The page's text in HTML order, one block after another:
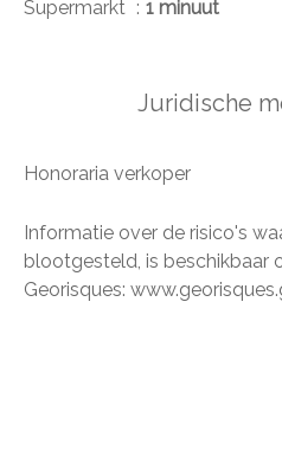
Supermarkt 1 minuut
Juridische
Honoraria verkoper
Informatie over de risico's
blootgesteld, is beschikbaar
Georisques: